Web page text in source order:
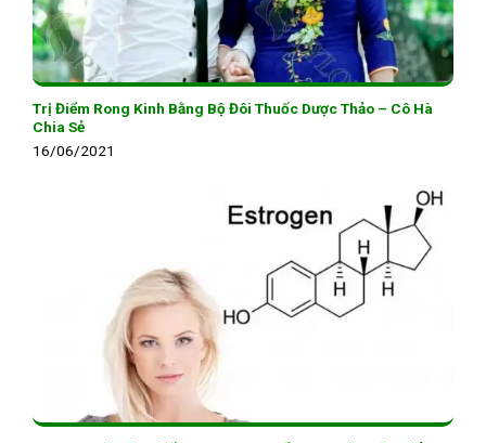
Trị Điểm Rong Kinh Bằng Bộ Đôi Thuốc Dược Thảo – Cô Hà
Chia Sẻ
16/06/2021